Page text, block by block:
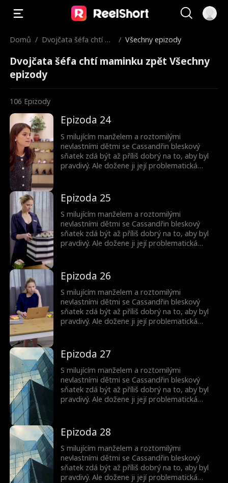
Domů / Dvojčata šéfa chtí m
/ Všechny epizody
Dvojčata šéfa chtí maminku zpět Všechny
epizody
106 Epizody
Epizoda 24
S milujícím manželem a roztomilými
nevlastními dětmi se Cassandřin bleskový
sňatek zdá být až příliš dobrý na to, aby byl
pravdivý. Ale dožene ji její problematická
Epizoda 25
S milujícím manželem a roztomilými
nevlastními dětmi se Cassandřin bleskový
sňatek zdá být až příliš dobrý na to, aby byl
pravdivý. Ale dožene ji její problematická
Epizoda 26
S milujícím manželem a roztomilými
nevlastními dětmi se Cassandřin bleskový
sňatek zdá být až příliš dobrý na to, aby byl
pravdivý. Ale dožene ji její problematická
Epizoda 27
S milujícím manželem a roztomilými
nevlastními dětmi se Cassandřin bleskový
sňatek zdá být až příliš dobrý na to, aby byl
pravdivý. Ale dožene ji její problematická
Epizoda 28
S milujícím manželem a roztomilými
nevlastními dětmi se Cassandřin bleskový
sňatek zdá být až příliš dobrý na to, aby byl
pravdivý. Ale dožene ji její problematická